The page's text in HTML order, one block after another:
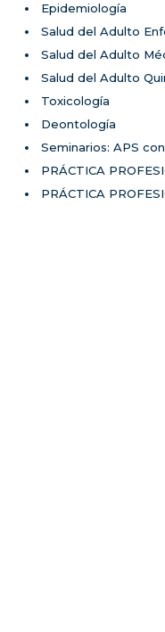
Epidemiología
Salud del Adulto
Salud del Adulto
Salud del Adulto
Toxicología
Deontología
Seminarios: APS
PRÁCTICA
PRÁCTICA